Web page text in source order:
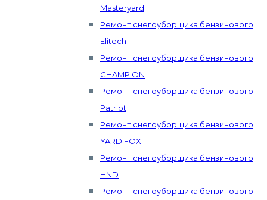
Masteryard
Ремонт снегоуборщика бензинового
Elitech
Ремонт снегоуборщика бензинового
CHAMPION
Ремонт снегоуборщика бензинового
Patriot
Ремонт снегоуборщика бензинового
YARD FOX
Ремонт снегоуборщика бензинового
HND
Ремонт снегоуборщика бензинового